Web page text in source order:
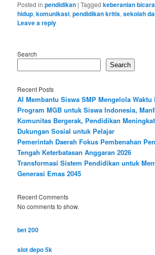
Posted in pendidikan |Tagged keberanian bicara
hidup,komunikasi,pendidikan kritis,sekolah
Leave a reply
Search
Search
Recent Posts
AI Membantu Siswa SMP Mengelola Waktu
Program MGB untuk Siswa Indonesia,
Komunitas Bergerak, Pendidikan
Dukungan Sosial untuk Pelajar
Pemerintah Daerah Fokus Pembenahan
Tengah Keterbatasan Anggaran 2026
Transformasi Sistem Pendidikan untuk
Generasi Emas 2045
Recent Comments
No comments to show.
bet 200
slot depo 5k